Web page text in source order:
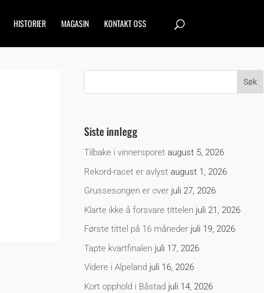
HISTORIER MAGASIN KONTAKT OSS
Siste innlegg
Tilbake i vinnersporet august 5, 2026
Rekord-racet er avlyst august 1, 2026
Grussesongen er over juli 27, 2026
Klarte ikke å forsvare tittelen juli 21, 2026
Første tittel på 16 måneder juli 19, 2026
Tapte kvartfinalen juli 17, 2026
Videre i Alpeland juli 16, 2026
Kort opphold i Båstad juli 14, 2026